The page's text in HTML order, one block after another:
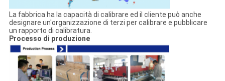
La fabbrica ha la capacità di calibrare ed il cliente può anche
designare un'organizzazione di terzi per calibrare e pubblicare
un rapporto di calibratura.
Processo di produzione